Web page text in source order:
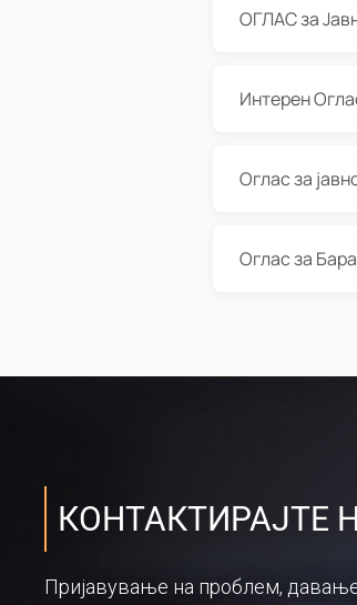
Интерен
Оглас за
КОНТАКТИРАЈТЕ
Пријавување на проблем,